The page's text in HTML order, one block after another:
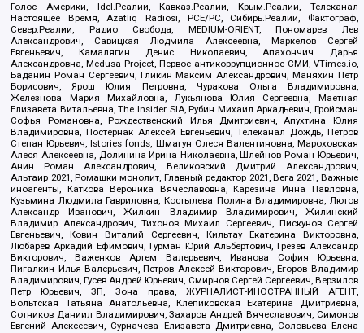
Голос Америки, Idel.Реалии, Кавказ.Реалии, Крым.Реалии, Телеканал
Настоящее Время, Azatliq Radiosi, PCE/PC, Сибирь.Реалии, Фактограф,
Север.Реалии, Радио Свобода, MEDIUM-ORIENT, Пономарев Лев
Александрович, Савицкая Людмила Алексеевна, Маркелов Сергей
Евгеньевич, Камалягин Денис Николаевич, Апахончич Дарья
Александровна, Medusa Project, Первое антикоррупционное СМИ, VTimes.io,
Баданин Роман Сергеевич, Гликин Максим Александрович, Маняхин Петр
Борисович, Ярош Юлия Петровна, Чуракова Ольга Владимировна,
Железнова Мария Михайловна, Лукьянова Юлия Сергеевна, Маетная
Елизавета Витальевна, The Insider SIA, Рубин Михаил Аркадьевич, Гройсман
Софья Романовна, Рождественский Илья Дмитриевич, Апухтина Юлия
Владимировна, Постернак Алексей Евгеньевич, Телеканал Дождь, Петров
Степан Юрьевич, Istories fonds, Шмагун Олеся Валентиновна, Мароховская
Алеся Алексеевна, Долинина Ирина Николаевна, Шлейнов Роман Юрьевич,
Анин Роман Александрович, Великовский Дмитрий Александрович,
Альтаир 2021, Ромашки монолит, Главный редактор 2021, Вега 2021, Важные
иноагенты, Каткова Вероника Вячеславовна, Карезина Инна Павловна,
Кузьмина Людмила Гавриловна, Костылева Полина Владимировна, Лютов
Александр Иванович, Жилкин Владимир Владимирович, Жилинский
Владимир Александрович, Тихонов Михаил Сергеевич, Пискунов Сергей
Евгеньевич, Ковин Виталий Сергеевич, Кильтау Екатерина Викторовна,
Любарев Аркадий Ефимович, Гурман Юрий Альбертович, Грезев Александр
Викторович, Важенков Артем Валерьевич, Иванова София Юрьевна,
Пигалкин Илья Валерьевич, Петров Алексей Викторович, Егоров Владимир
Владимирович, Гусев Андрей Юрьевич, Смирнов Сергей Сергеевич, Верзилов
Петр Юрьевич, ЗП, Зона права, ЖУРНАЛИСТ-ИНОСТРАННЫЙ АГЕНТ,
Вольтская Татьяна Анатольевна, Клепиковская Екатерина Дмитриевна,
Сотников Даниил Владимирович, Захаров Андрей Вячеславович, Симонов
Евгений Алексеевич, Сурначева Елизавета Дмитриевна, Соловьева Елена